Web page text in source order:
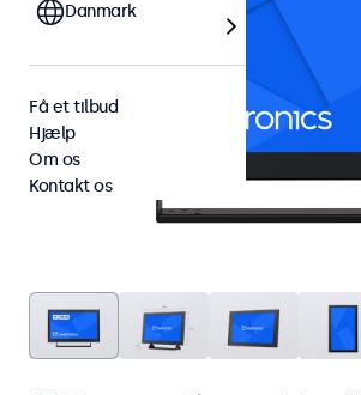
Danmark
Få et tilbud
Hjælp
Om os
Kontakt os